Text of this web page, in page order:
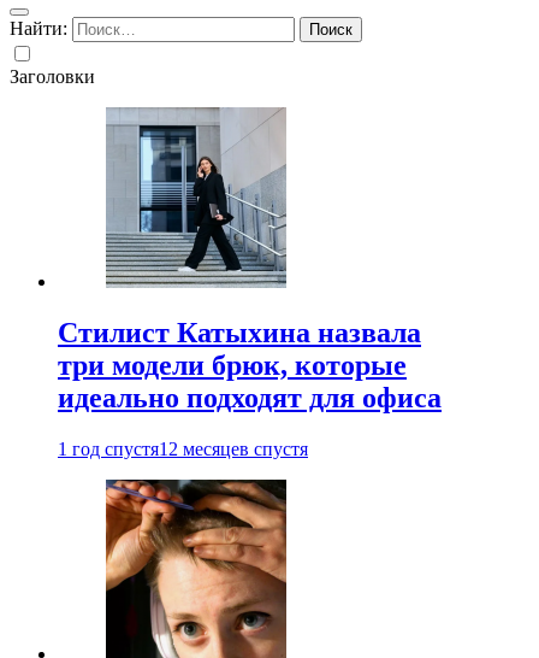
Найти:
Заголовки
Стилист Катыхина назвала
три модели брюк, которые
идеально подходят для офиса
1 год спустя12 месяцев спустя